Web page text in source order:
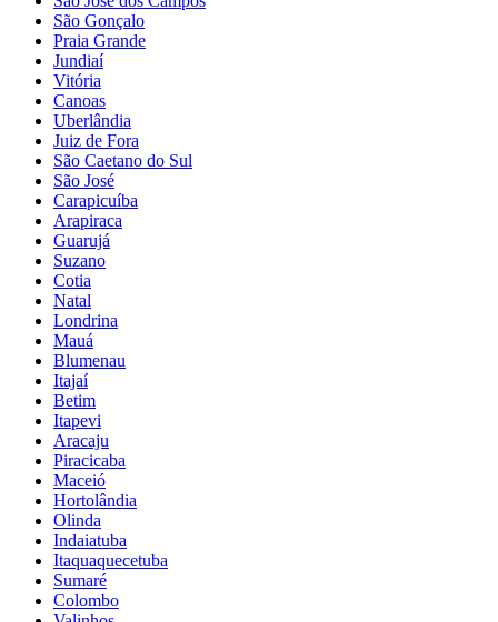
São Gonçalo
Praia Grande
Jundiaí
Vitória
Canoas
Uberlândia
Juiz de Fora
São Caetano do Sul
São José
Carapicuíba
Arapiraca
Guarujá
Suzano
Cotia
Natal
Londrina
Mauá
Blumenau
Itajaí
Betim
Itapevi
Aracaju
Piracicaba
Maceió
Hortolândia
Olinda
Indaiatuba
Itaquaquecetuba
Sumaré
Colombo